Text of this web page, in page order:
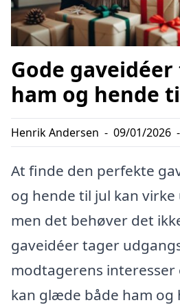
Gode
ham og hende
Henrik Andersen - 09/01/2026 -
At finde den perfekte
og hende til jul kan
men det behøver det
gaveidéer tager
modtagerens interesser
kan glæde både ham og